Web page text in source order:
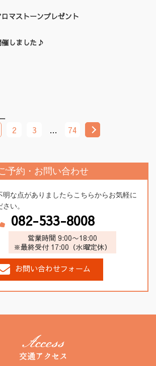
マストーンプレゼント
催しました♪
2 3 … 74
予約・お問い合わせ
明な点がありましたらこちらからお気軽に
い。
082-533-8008
営業時間 9:00〜18:00
※最終受付 17:00（水曜定休）
お問い合わせフォーム
交通アクセス